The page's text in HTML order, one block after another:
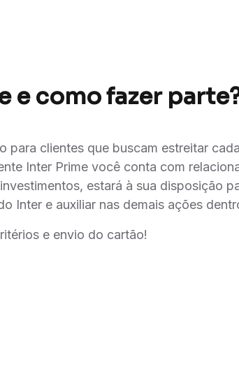
e como fazer
para clientes que buscam estreitar
Inter Prime você conta com
estará à sua disposição
Inter e auxiliar nas demais ações
e envio do cartão!